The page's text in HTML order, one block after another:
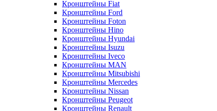
Кронштейны Fiat
Кронштейны Ford
Кронштейны Foton
Кронштейны Hino
Кронштейны Hyundai
Кронштейны Isuzu
Кронштейны Iveco
Кронштейны MAN
Кронштейны Mitsubishi
Кронштейны Mеrcedes
Кронштейны Nissan
Кронштейны Peugeot
Кронштейны Renault